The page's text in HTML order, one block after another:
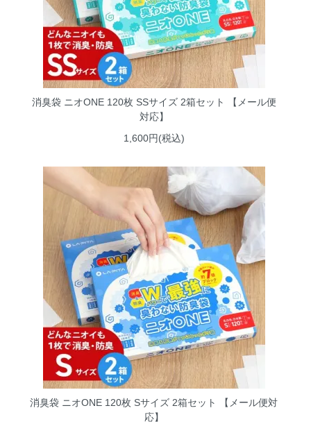
消臭袋 ニオONE 120枚 SSサイズ 2箱セット 【メール便
対応】
1,600円(税込)
消臭袋 ニオONE 120枚 Sサイズ 2箱セット 【メール便対
応】